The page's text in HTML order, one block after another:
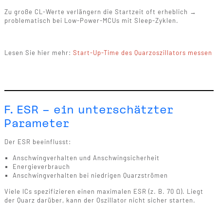
Zu große CL-Werte verlängern die Startzeit oft erheblich →
problematisch bei Low-Power-MCUs mit Sleep-Zyklen.
Lesen Sie hier mehr: Start-Up-Time des Quarzoszillators messen
F. ESR – ein unterschätzter
Parameter
Der ESR beeinflusst:
Anschwingverhalten und Anschwingsicherheit
Energieverbrauch
Anschwingverhalten bei niedrigen Quarzströmen
Viele ICs spezifizieren einen maximalen ESR (z. B. 70 Ω). Liegt
der Quarz darüber, kann der Oszillator nicht sicher starten.